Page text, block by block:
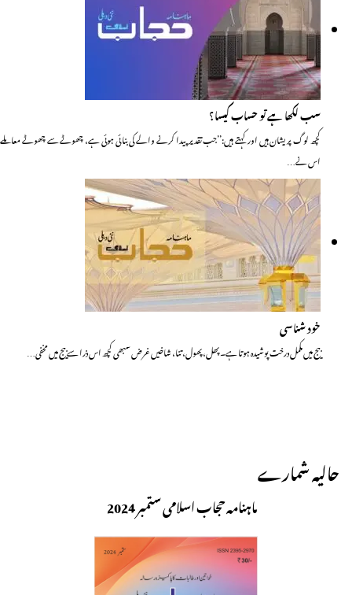
سب لکھا ہے تو حساب کیسا؟
کچھ لوگ پریشان ہیں اور کہتے ہیں:’’جب تقدیرپیدا کرنے والے کی بنائی ہوئی ہے، چھوٹے سے چھوٹے معاملے
اس نے…
خود شناسی
بیج میں مکمل درخت پوشیدہ ہوتا ہے۔ پھل، پھول، تنا، شاخیں غرض سبھی کچھ اس ذرا سے بیج میں مخفی…
حالیہ شمارے
ماہنامہ حجاب اسلامی ستمبر 2024